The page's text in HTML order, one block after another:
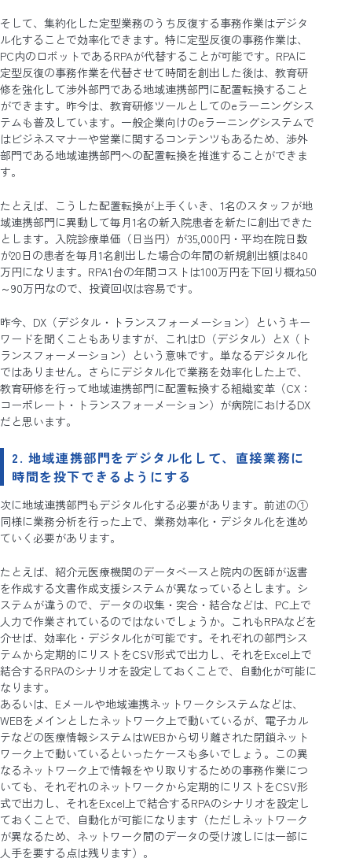
そして、集約化した定型業務のうち反復する事務作業はデジタ
ル化することで効率化できます。特に定型反復の事務作業は、
PC内のロボットであるRPAが代替することが可能です。RPAに
定型反復の事務作業を代替させて時間を創出した後は、教育研
修を強化して渉外部門である地域連携部門に配置転換すること
ができます。昨今は、教育研修ツールとしてのeラーニングシス
テムも普及しています。一般企業向けのeラーニングシステムで
はビジネスマナーや営業に関するコンテンツもあるため、渉外
部門である地域連携部門への配置転換を推進することができま
す。
たとえば、こうした配置転換が上手くいき、1名のスタッフが地
域連携部門に異動して毎月1名の新入院患者を新たに創出できた
とします。入院診療単価（日当円）が35,000円・平均在院日数
が20日の患者を毎月1名創出した場合の年間の新規創出額は840
万円になります。RPA1台の年間コストは100万円を下回り概ね50
～90万円なので、投資回収は容易です。
昨今、DX（デジタル・トランスフォーメーション）というキー
ワードを聞くこともありますが、これはD（デジタル）とX（ト
ランスフォーメーション）という意味です。単なるデジタル化
ではありません。さらにデジタル化で業務を効率化した上で、
教育研修を行って地域連携部門に配置転換する組織変革（CX：
コーポレート・トランスフォーメーション）が病院におけるDX
だと思います。
2. 地域連携部門をデジタル化して、直接業務に
時間を投下できるようにする
次に地域連携部門もデジタル化する必要があります。前述の①
同様に業務分析を行った上で、業務効率化・デジタル化を進め
ていく必要があります。
たとえば、紹介元医療機関のデータベースと院内の医師が返書
を作成する文書作成支援システムが異なっているとします。シ
ステムが違うので、データの収集・突合・結合などは、PC上で
人力で作業されているのではないでしょうか。これもRPAなどを
介せば、効率化・デジタル化が可能です。それぞれの部門シス
テムから定期的にリストをCSV形式で出力し、それをExcel上で
結合するRPAのシナリオを設定しておくことで、自動化が可能に
なります。
あるいは、Eメールや地域連携ネットワークシステムなどは、
WEBをメインとしたネットワーク上で動いているが、電子カル
テなどの医療情報システムはWEBから切り離された閉鎖ネット
ワーク上で動いているといったケースも多いでしょう。この異
なるネットワーク上で情報をやり取りするための事務作業につ
いても、それぞれのネットワークから定期的にリストをCSV形
式で出力し、それをExcel上で結合するRPAのシナリオを設定し
ておくことで、自動化が可能になります（ただしネットワーク
が異なるため、ネットワーク間のデータの受け渡しには一部に
人手を要する点は残ります）。